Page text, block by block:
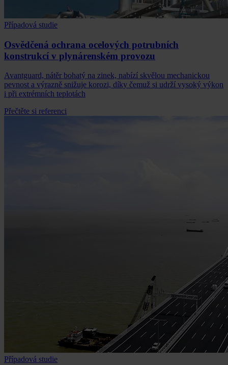
Případová studie
Osvědčená ochrana ocelových potrubních
konstrukcí v plynárenském provozu
Avantguard, nátěr bohatý na zinek, nabízí skvělou mechanickou
pevnost a výrazně snižuje korozi, díky čemuž si udrží vysoký výkon
i při extrémních teplotách
Přečtěte si referenci
Případová studie